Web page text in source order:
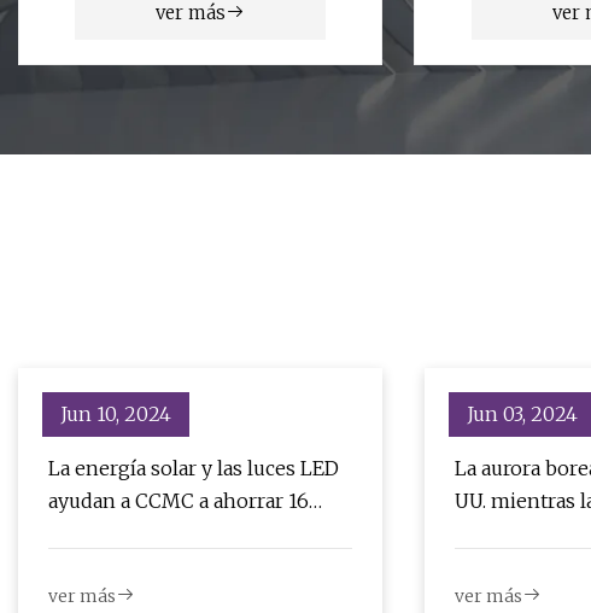
ver más
y
ver
Jun 10, 2024
La energía solar y las luces LED
ayudan a CCMC a ahorrar 16
ver más
Jun 03, 2024
La aurora
UU. mientras
ver más